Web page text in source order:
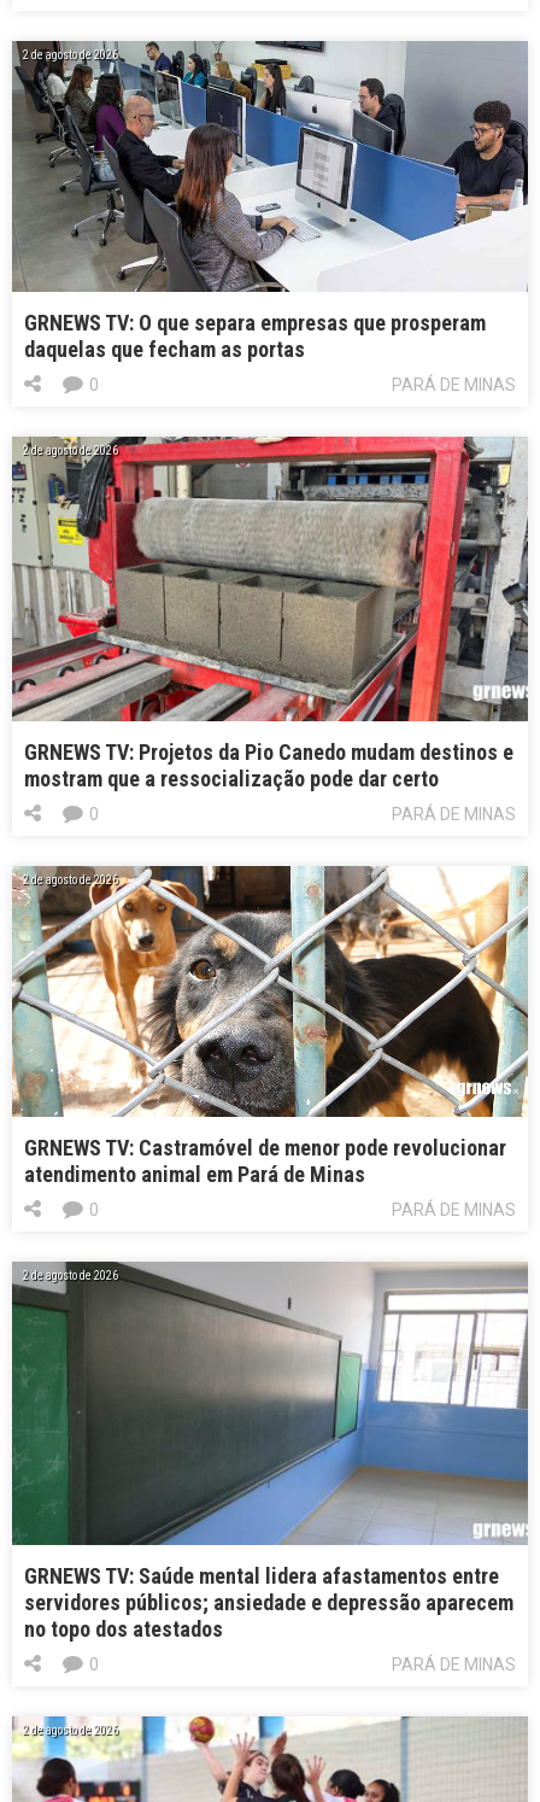
2 de agosto de 2026
GRNEWS TV: O que separa empresas que prosperam
daquelas que fecham as portas
PARÁ DE MINAS
0
2 de agosto de 2026
GRNEWS TV: Projetos da Pio Canedo mudam destinos e
mostram que a ressocialização pode dar certo
PARÁ DE MINAS
0
2 de agosto de 2026
GRNEWS TV: Castramóvel de menor pode revolucionar
atendimento animal em Pará de Minas
PARÁ DE MINAS
0
2 de agosto de 2026
GRNEWS TV: Saúde mental lidera afastamentos entre
servidores públicos; ansiedade e depressão aparecem
no topo dos atestados
PARÁ DE MINAS
0
2 de agosto de 2026